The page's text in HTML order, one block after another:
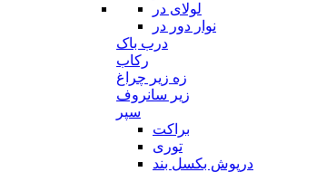
لولای در
نوار دور در
درب باک
رکاب
زه زیر چراغ
زیر سانروف
سپر
براکت
توری
درپوش بکسل بند